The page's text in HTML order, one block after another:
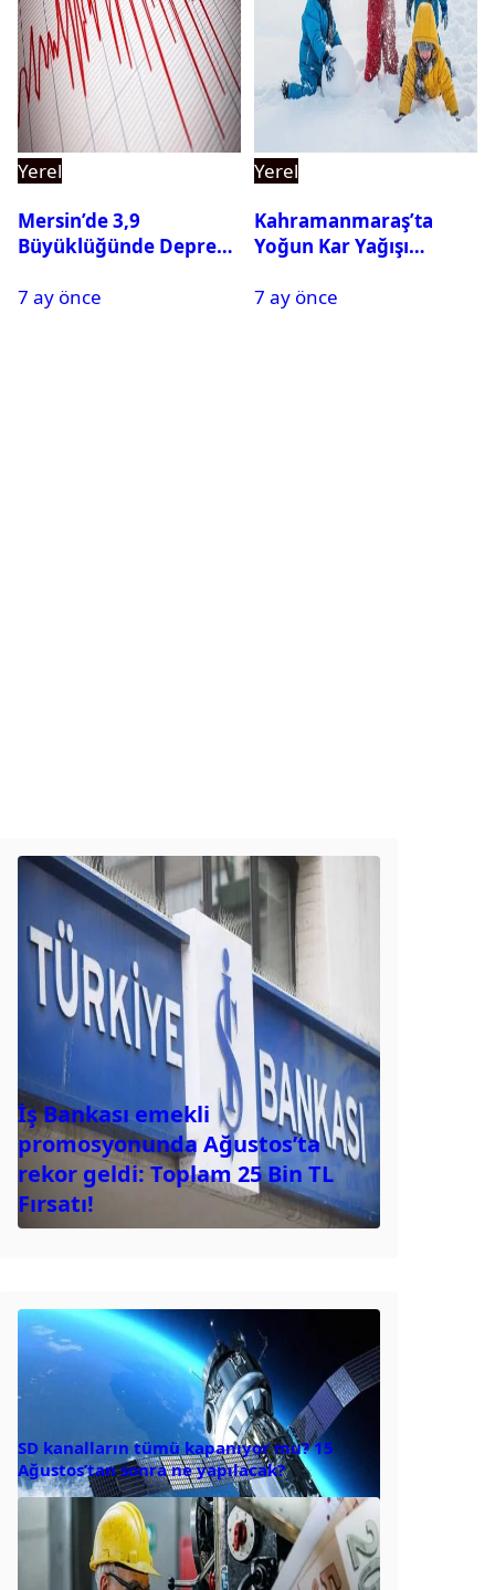
Yerel
Mersin’de 3,9
Büyüklüğünde Deprem
7 ay önce
Yerel
Kahramanmaraş’ta
Yoğun Kar Yağışı
Tatil
7 ay önce
İş Bankası emekli
promosyonunda Ağustos’ta
rekor geldi: Toplam 25 Bin TL
Fırsatı!
SD kanalların tümü kapanıyor mu? 15
Ağustos’tan sonra ne yapılacak?